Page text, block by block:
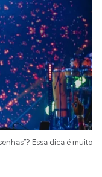
Essa dica é muito